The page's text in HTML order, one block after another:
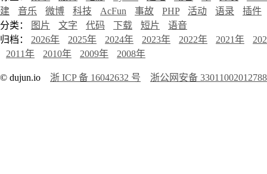
建
音乐 微博 科技 AcFun 事故 PHP 活动 语录
插件
分类：
图片 文字 代码 下载 短片
语音
归档： 2026年 2025年 2024年 2023年 2022年 2021年
2011年
2010年 2009年 2008年
© dujun.io 浙 ICP 备 16042632 号 浙公网安备